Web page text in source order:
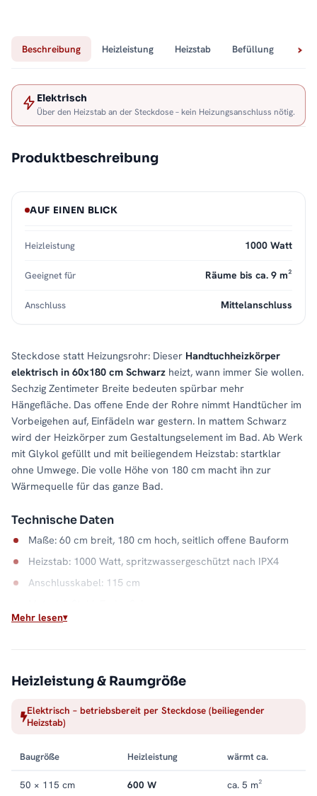
Beschreibung Heizleistung Heizstab Befüllung
Elektrisch
Über den Heizstab an der Steckdose – kein Heizungsanschluss nötig.
Produktbeschreibung
Steckdose statt Heizungsrohr: Dieser Handtuchheizkörper
elektrisch in 60x180 cm Schwarz heizt, wann immer Sie wollen.
Sechzig Zentimeter Breite bedeuten spürbar mehr
Hängefläche. Das offene Ende der Rohre nimmt Handtücher im
Vorbeigehen auf, Einfädeln war gestern. In mattem Schwarz
wird der Heizkörper zum Gestaltungselement im Bad. Ab Werk
mit Glykol gefüllt und mit beiliegendem Heizstab: startklar
ohne Umwege. Die volle Höhe von 180 cm macht ihn zur
Wärmequelle für das ganze Bad.
Technische Daten
Maße: 60 cm breit, 180 cm hoch, seitlich offene Bauform
Heizstab: 1000 Watt, spritzwassergeschützt nach IPX4
Anschlusskabel: 115 cm
Handtücher auch, wenn die Zentralheizung ruht: im Sommer, in
der Übergangszeit oder im Gäste-WC ohne Heizungsanschluss.
Der Stahlkorpus verteilt die Wärme gleichmäßig über die
offene Front. Alle Größen und Ausführungen finden Sie in der
AUF EINEN BLICK
Heizleistung 1000 Watt
Geeignet für Räume bis ca. 9 m²
Anschluss Mittelanschluss
Mehr lesen
Heizleistung & Raumgröße
Elektrisch – betriebsbereit per Steckdose (beiliegender
Heizstab)
Baugröße Heizleistung wärmt ca.
50 × 115 cm 600 W ca. 5 m²